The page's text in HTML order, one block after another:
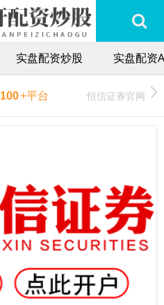
实盘配资炒股 实盘配资
100+平台 恒信证券官网